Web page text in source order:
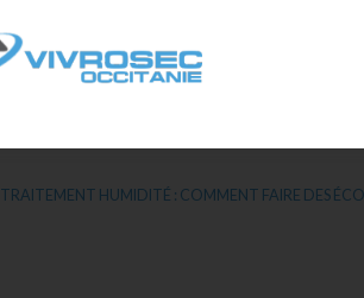
TRAITEMENT HUMIDITÉ : COMMENT FAIRE DES